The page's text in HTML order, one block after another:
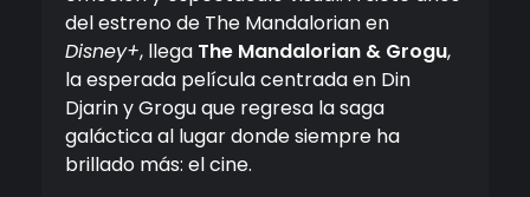
del estreno de The Mandalorianen
Disney+, llega The Mandalorian & Grogu,
la esperada película centrada en Din
Djarin y Grogu que regresa la saga
galáctica al lugar donde siempre ha
brillado más: el cine.